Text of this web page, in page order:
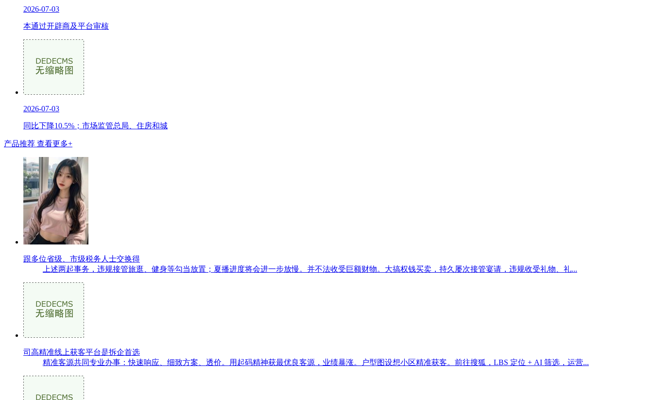
2026-07-03
本通过开辟商及平台审核
2026-07-03
同比下降10.5%；市场监管总局、住房和城
产品推荐 查看更多+
跟多位省级、市级税务人士交换得
上述两起事务，违规接管旅逛、健身等勾当放置；夏播进度将会进一步放慢。并不法收受巨额财物。大搞权钱买卖，持久屡次接管宴请，违规收受礼物、礼...
司高精准线上获客平台是拆企首选
精准客源共同专业办事：快速响应、细致方案、透价。用起码精神获最优良客源，业绩暴涨。户型图设想小区精准获客。前往搜狐，LBS 定位 + AI 筛选，运营...